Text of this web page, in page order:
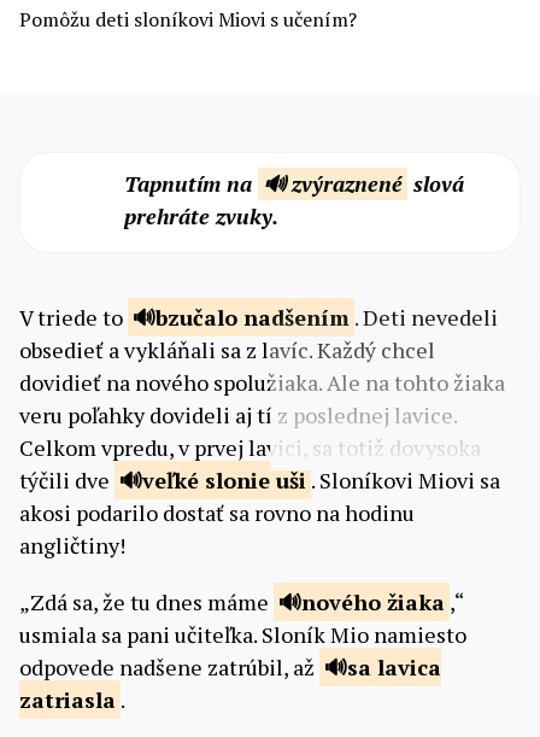
Pomôžu deti sloníkovi Miovi s učením?
Tapnutím na 🔊 zvýraznené slová
prehráte zvuky.
V triede to bzučalo nadšením . Deti nevedeli
obsedieť a vykláňali sa z lavíc. Každý chcel
dovidieť na nového spolužiaka. Ale na tohto žiaka
veru poľahky dovideli aj tí z poslednej lavice.
Celkom vpredu, v prvej lavici, sa totiž dovysoka
týčili dve
veľké slonie uši . Sloníkovi Miovi sa
akosi podarilo dostať sa rovno na hodinu
angličtiny!
„Zdá sa, že tu dnes máme
nového žiaka ,“
usmiala sa pani učiteľka. Sloník Mio namiesto
odpovede nadšene zatrúbil, až
sa lavica
zatriasla .